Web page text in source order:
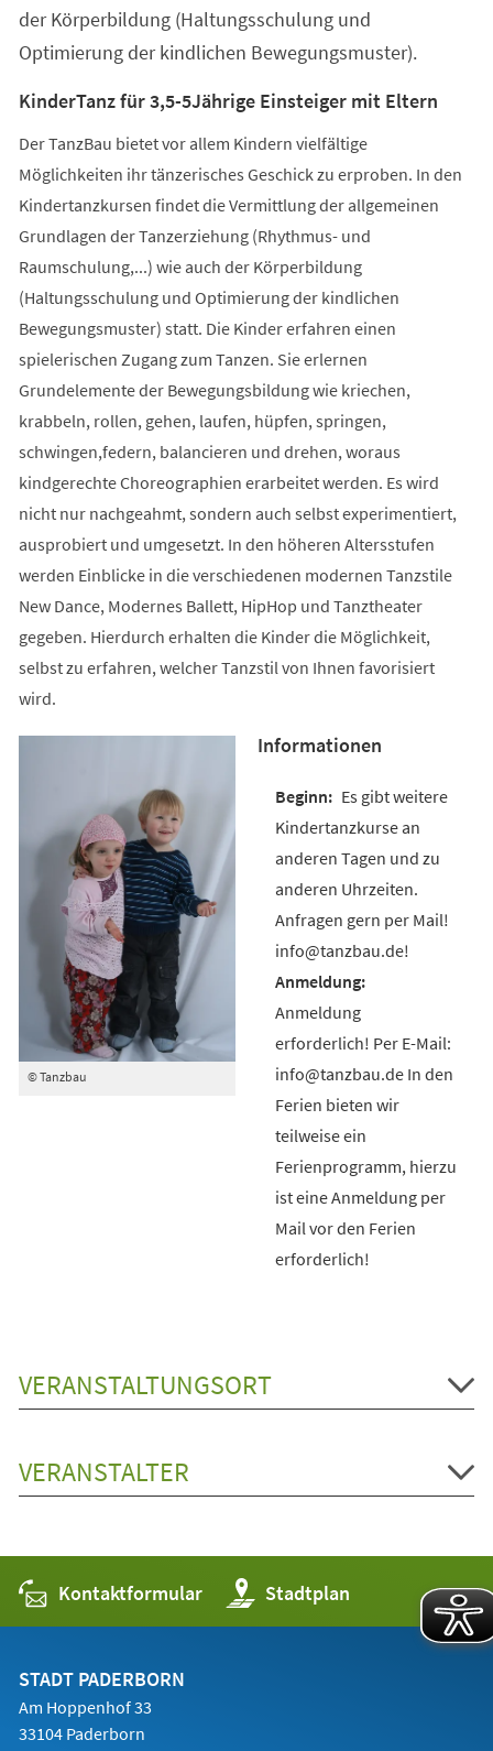
der Körperbildung (Haltungsschulung und
Optimierung der kindlichen Bewegungsmuster).
KinderTanz für 3,5-5Jährige Einsteiger mit Eltern
Der TanzBau bietet vor allem Kindern vielfältige
Möglichkeiten ihr tänzerisches Geschick zu erproben. In den
Kindertanzkursen findet die Vermittlung der allgemeinen
Grundlagen der Tanzerziehung (Rhythmus- und
Raumschulung,...) wie auch der Körperbildung
(Haltungsschulung und Optimierung der kindlichen
Bewegungsmuster) statt. Die Kinder erfahren einen
spielerischen Zugang zum Tanzen. Sie erlernen
Grundelemente der Bewegungsbildung wie kriechen,
krabbeln, rollen, gehen, laufen, hüpfen, springen,
schwingen,federn, balancieren und drehen, woraus
kindgerechte Choreographien erarbeitet werden. Es wird
nicht nur nachgeahmt, sondern auch selbst experimentiert,
ausprobiert und umgesetzt. In den höheren Altersstufen
werden Einblicke in die verschiedenen modernen Tanzstile
New Dance, Modernes Ballett, HipHop und Tanztheater
gegeben. Hierdurch erhalten die Kinder die Möglichkeit,
selbst zu erfahren, welcher Tanzstil von Ihnen favorisiert
wird.
© Tanzbau
Informationen
Es gibt weitere
Kindertanzkurse an
anderen Tagen und zu
anderen Uhrzeiten.
Anfragen gern per Mail!
info@tanzbau.de!
Anmeldung
erforderlich! Per E-Mail:
info@tanzbau.de In den
Ferien bieten wir
teilweise ein
Ferienprogramm, hierzu
ist eine Anmeldung per
Mail vor den Ferien
erforderlich!
VERANSTALTUNGSORT
VERANSTALTER
Kontaktformular Stadtplan
(Öffnet
in
einem
STADT PADERBORN
Am Hoppenhof 33
33104 Paderborn